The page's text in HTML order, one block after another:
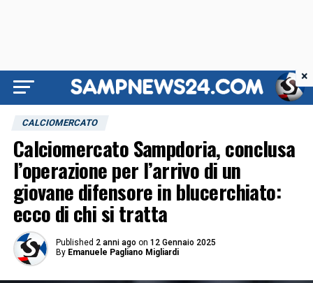
CALCIOMERCATO
Calciomercato Sampdoria, conclusa
l’operazione per l’arrivo di un
giovane difensore in blucerchiato:
ecco di chi si tratta
Published 2 anni ago on 12 Gennaio 2025
By Emanuele Pagliano Migliardi
×